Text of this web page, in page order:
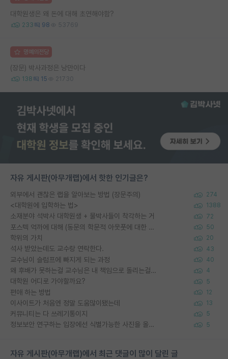
대학원생은 왜 돈에 대해 초연해야함?
233 98 53769
명예의전당
(장문) 박사과정은 낭만이다
138 15 21730
자유 게시판(아무개랩)에서 핫한 인기글은?
외부에서 괜찮은 랩을 알아보는 방법 (장문주의) 274
<대학원에 입학하는 법> 1388
소재분야 석박사 대학원생 + 물박사들이 착각하는 거 72
포스텍 억까에 대해 (동문의 학문적 아웃풋에 대한 반박) 50
학위의 가치 20
석사 받았는데도 교수랑 연락한다. 43
교수님이 슬럼프에 빠지게 되는 과정 40
왜 후배가 못하는걸 교수님은 내 책임으로 돌리는걸까요? 4
대학원 어디로 가야할까요? 5
편애 하는 방법 12
이사이트가 처음엔 정말 도움많이됐는데 13
커뮤니티는 다 쓰레기통이지 5
정보보안 연구하는 입장에선 식별가능한 사진을 올리는건 비추이긴함 5
자유 게시판(아무개랩)에서 최근 댓글이 많이 달린 글